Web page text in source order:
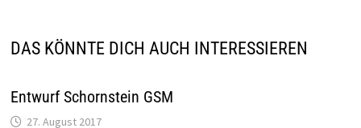
DAS KÖNNTE DICH AUCH INTERESSIEREN
Entwurf Schornstein GSM
27. August 2017